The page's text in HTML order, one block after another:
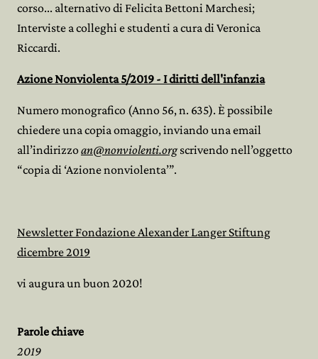
corso... alternativo di Felicita Bettoni Marchesi;
Interviste a colleghi e studenti a cura di Veronica
Riccardi.
Azione Nonviolenta 5/2019 - I diritti dell'infanzia
Numero monografico (Anno 56, n. 635). È possibile
chiedere una copia omaggio, inviando una email
all’indirizzoan@nonviolenti.orgscrivendo nell’oggetto
“copia di ‘Azione nonviolenta’”.
Newsletter Fondazione Alexander Langer Stiftung
dicembre 2019
vi augura un buon 2020!
Parole chiave
2019